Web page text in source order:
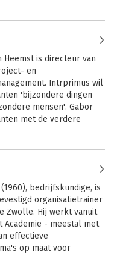
in Nederland. In de
heeft Bert
boeken geschreven over
PRINCE2, MSP).
PRINCE2® 7 Project
Heemst is directeur van
en
Intrprimus wil
'bijzondere dingen
mensen'. Gabor
met de verdere
de verdere ontwikkeling
projectmanagement
daarvan binnen
droom is telkens weer
gaat leven voor de
zodanig wordt ingezet
bedrijfskundige, is
organisatietrainer
Zwolle. Hij werkt vanuit
Academie - meestal met
effectieve
op maat voor